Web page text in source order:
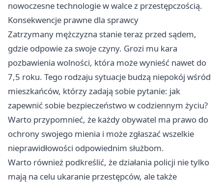
nowoczesne technologie w walce z przestępczością.
Konsekwencje prawne dla sprawcy
Zatrzymany mężczyzna stanie teraz przed sądem,
gdzie odpowie za swoje czyny. Grozi mu kara
pozbawienia wolności, która może wynieść nawet do
7,5 roku. Tego rodzaju sytuacje budzą niepokój wśród
mieszkańców, którzy zadają sobie pytanie: jak
zapewnić sobie bezpieczeństwo w codziennym życiu?
Warto przypomnieć, że każdy obywatel ma prawo do
ochrony swojego mienia i może zgłaszać wszelkie
nieprawidłowości odpowiednim służbom.
Warto również podkreślić, że działania policji nie tylko
mają na celu ukaranie przestępców, ale także